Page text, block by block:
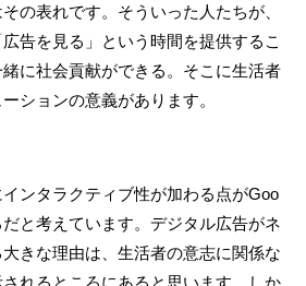
の表れです。そういった人たちが、
告を見る」という時間を提供するこ
に社会貢献ができる。そこに生活者
ションの意義があります。
ンタラクティブ性が加わる点がGoo
と考えています。デジタル広告がネ
きな理由は、生活者の意志に関係な
れるところにあると思います。しか